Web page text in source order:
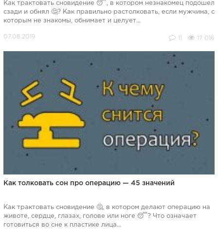
Как трактовать сновидение 😴, в котором незнакомец подошел
сзади и обнял 🤔? Как правильно растолковать, если мужчина, с
которым не знакомы, обнимает и целует...
17 016
Как толковать сон про операцию — 45 значений
Как трактовать сновидение 🤔, в котором делают операцию на
животе, сердце, глазах, голове или ноге 😴? Что означает
готовиться во сне к пластике лица...